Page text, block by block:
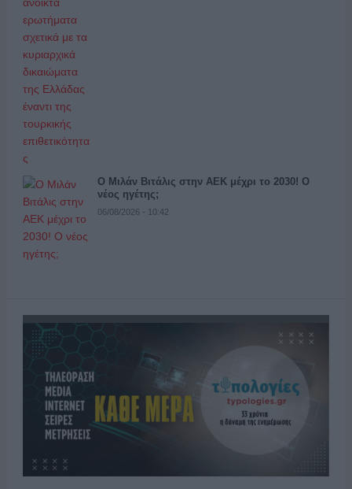
Ο Μιλάν Βιτάλις στην ΑΕΚ μέχρι το 2030! Ο
νέος ηγέτης;
06/08/2026 - 10:42